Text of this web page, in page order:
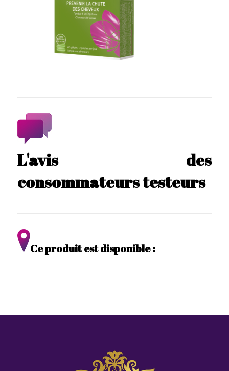
L'avis des
consommateurs testeurs
Ce produit est disponible :